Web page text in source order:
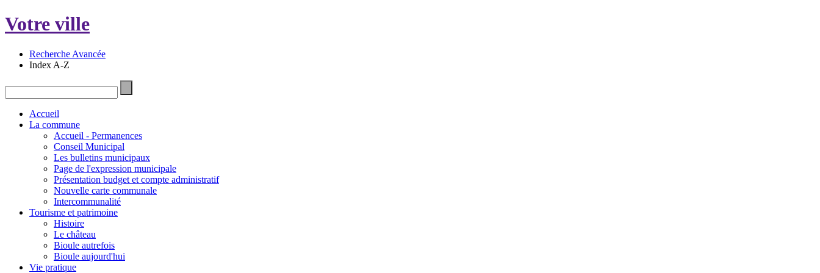
Votre ville
Recherche Avancée
Index A-Z
Accueil
La commune
Accueil - Permanences
Conseil Municipal
Les bulletins municipaux
Page de l'expression municipale
Présentation budget et compte administratif
Nouvelle carte communale
Intercommunalité
Tourisme et patrimoine
Histoire
Le château
Bioule autrefois
Bioule aujourd'hui
Vie pratique